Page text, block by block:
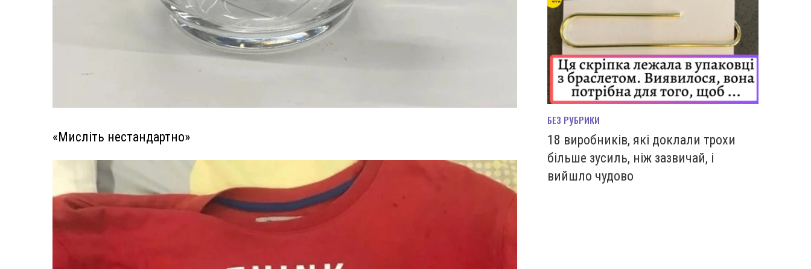
«Мисліть нестандартно»
БЕЗ РУБРИКИ
18 виробників, які доклали трохи
більше зусиль, ніж зазвичай, і
вийшло чудово